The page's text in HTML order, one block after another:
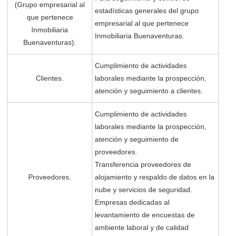
(Grupo empresarial al
que pertenece
Inmobiliaria
Buenaventuras).
estadísticas generales del grupo
empresarial al que pertenece
Inmobiliaria Buenaventuras.
Clientes.
Cumplimiento de actividades
laborales mediante la prospección,
atención y seguimiento a clientes.
Proveedores.
Cumplimiento de actividades
laborales mediante la prospección,
atención y seguimiento de
proveedores.
Transferencia proveedores de
alojamiento y respaldo de datos en la
nube y servicios de seguridad.
Empresas dedicadas al
levantamiento de encuestas de
ambiente laboral y de calidad